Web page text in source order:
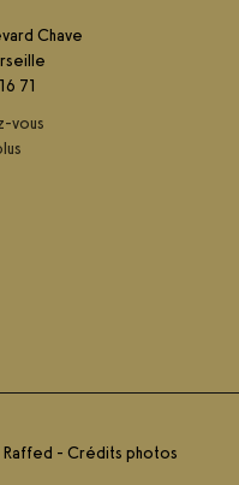
Chave
71
vous
- Crédits photos